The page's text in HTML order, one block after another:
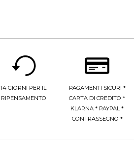
14 GIORNI PER IL
RIPENSAMENTO
PAGAMENTI SICURI *
CARTA DI CREDITO *
KLARNA * PAYPAL *
CONTRASSEGNO *